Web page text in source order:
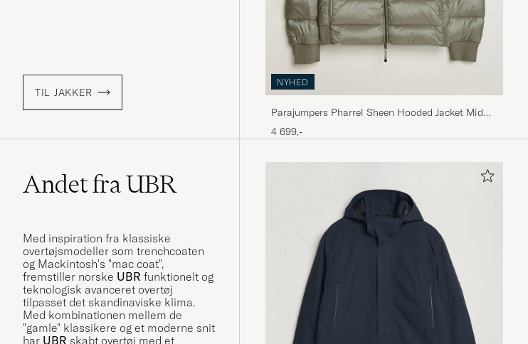
TIL JAKKER
NYHED
Parajumpers Pharrel Sheen Hooded Jacket Mid
Grey
4 699,-
Andet fra UBR
Med inspiration fra klassiske
overtøjsmodeller som trenchcoaten
og Mackintosh's "mac coat",
fremstiller norske UBR funktionelt og
teknologisk avanceret overtøj
tilpasset det skandinaviske klima.
Med kombinationen mellem de
"gamle" klassikere og et moderne snit
har UBR skabt overtøj med et